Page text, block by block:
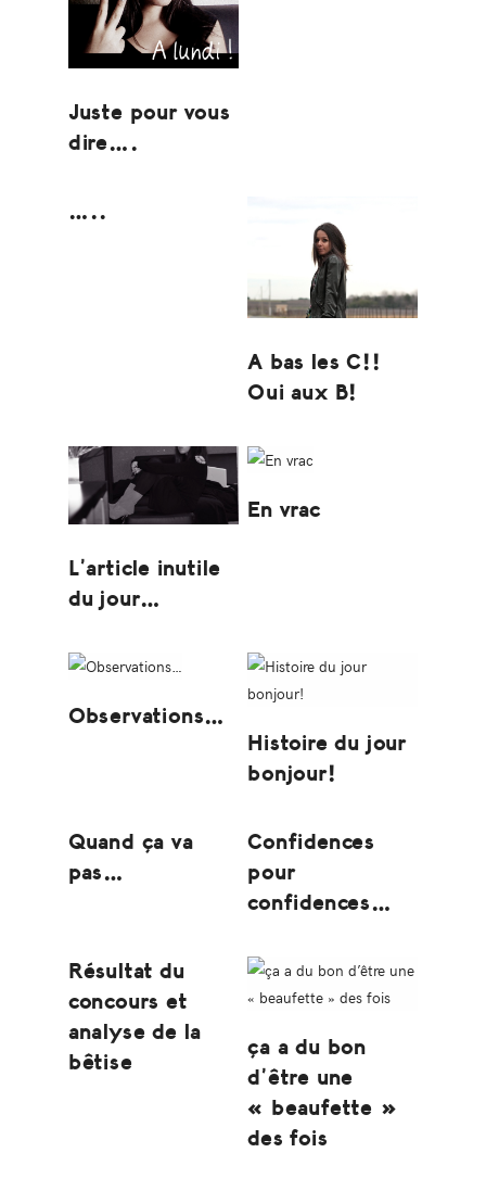
Juste pour vous
dire….
…..
A bas les C!!
Oui aux B!
L’article inutile
du jour…
En vrac
Observations…
Histoire du jour
bonjour!
Quand ça va
pas…
Confidences
pour
confidences…
Résultat du
concours et
analyse de la
bêtise
ça a du bon
d’être une
« beaufette »
des fois